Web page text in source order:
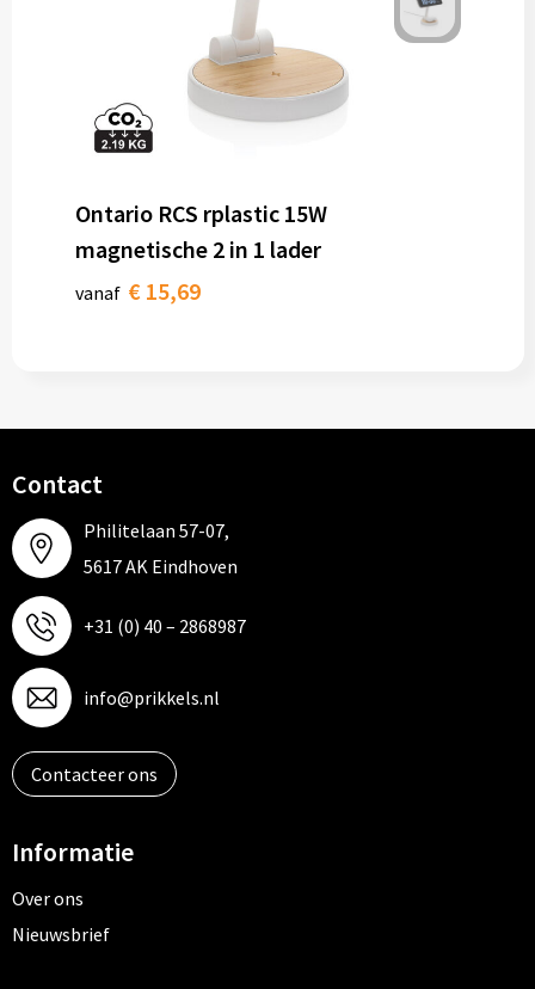
Ontario RCS rplastic 15W
magnetische 2 in 1 lader
vanaf € 15,69
Contact
Philitelaan 57-07,
5617 AK Eindhoven
+31 (0) 40 – 2868987
info@prikkels.nl
Contacteer ons
Informatie
Over ons
Nieuwsbrief